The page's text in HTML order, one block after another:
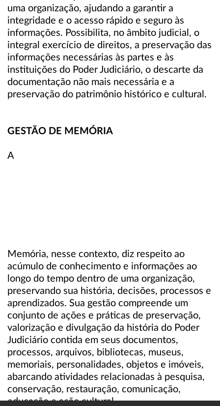
uma organização, ajudando a garantir a
integridade e o acesso rápido e seguro às
informações. Possibilita, no âmbito judicial, o
integral exercício de direitos, a preservação das
informações necessárias às partes e às
instituições do Poder Judiciário, o descarte da
documentação não mais necessária e a
preservação do patrimônio histórico e cultural.
GESTÃO DE MEMÓRIA
A
Memória, nesse contexto, diz respeito ao
acúmulo de conhecimento e informações ao
longo do tempo dentro de uma organização,
preservando sua história, decisões, processos e
aprendizados. Sua gestão compreende um
conjunto de ações e práticas de preservação,
valorização e divulgação da história do Poder
Judiciário contida em seus documentos,
processos, arquivos, bibliotecas, museus,
memoriais, personalidades, objetos e imóveis,
abarcando atividades relacionadas à pesquisa,
conservação, restauração, comunicação,
educação e ação cultural.